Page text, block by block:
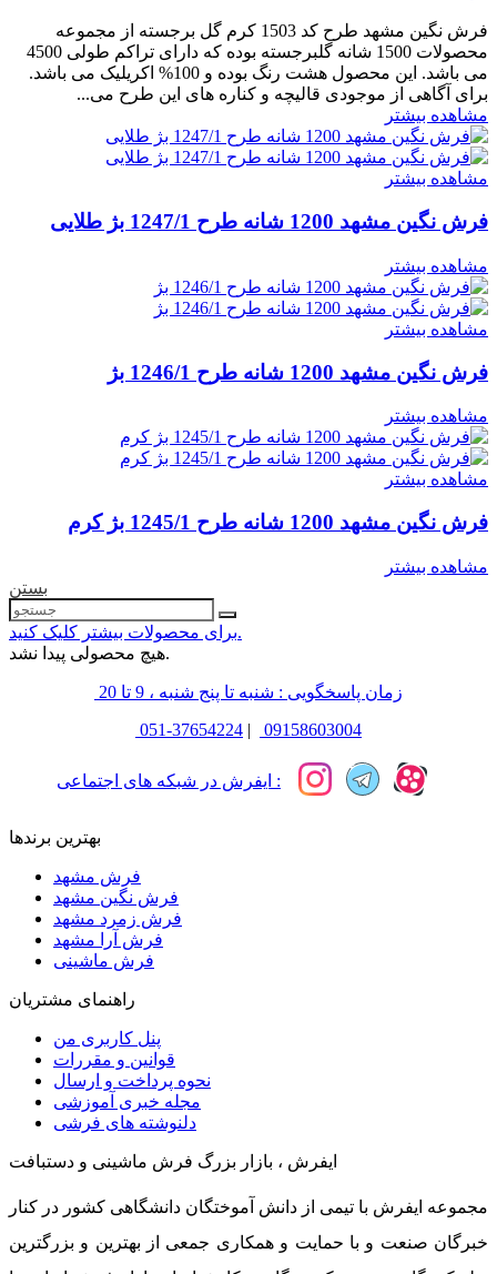
فرش نگین مشهد طرح کد 1503 کرم گل برجسته از مجموعه
محصولات 1500 شانه گلبرجسته بوده که دارای تراکم طولی 4500
می باشد. این محصول هشت رنگ بوده و 100% اکریلیک می باشد.
برای آگاهی از موجودی قالیچه و کناره های این طرح می...
مشاهده بیشتر
مشاهده بیشتر
فرش نگین مشهد 1200 شانه طرح 1247/1 بژ طلایی
مشاهده بیشتر
مشاهده بیشتر
فرش نگین مشهد 1200 شانه طرح 1246/1 بژ
مشاهده بیشتر
مشاهده بیشتر
فرش نگین مشهد 1200 شانه طرح 1245/1 بژ کرم
مشاهده بیشتر
بستن
برای محصولات بیشتر کلیک کنید.
هیچ محصولی پیدا نشد.
زمان پاسخگویی : شنبه تا پنج شنبه ، 9 تا 20
051-37654224 | 09158603004
ایفرش در شبکه های اجتماعی :
بهترین برندها
فرش مشهد
فرش نگین مشهد
فرش زمرد مشهد
فرش آرا مشهد
فرش ماشینی
راهنمای مشتریان
پنل کاربری من
قوانین و مقررات
نحوه پرداخت و ارسال
مجله خبری آموزشی
دلنوشته های فرشی
ایفرش ، بازار بزرگ فرش ماشینی و دستبافت
مجموعه ایفرش با تیمی از دانش آموختگان دانشگاهی کشور در کنار
خبرگان صنعت و با حمایت و همکاری جمعی از بهترین و بزرگترین